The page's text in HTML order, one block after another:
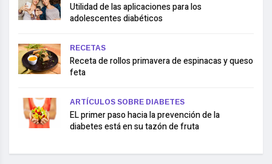
Utilidad de las aplicaciones para los
adolescentes diabéticos
RECETAS
Receta de rollos primavera de espinacas y queso
feta
ARTÍCULOS SOBRE DIABETES
EL primer paso hacia la prevención de la
diabetes está en su tazón de fruta